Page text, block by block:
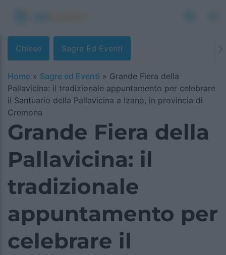
Chiese Sagre Ed Eventi
Home » Sagre ed Eventi » Grande Fiera della
Pallavicina: il tradizionale appuntamento per celebrare
il Santuario della Pallavicina a Izano, in provincia di
Cremona
Grande Fiera della
Pallavicina: il
tradizionale
appuntamento per
celebrare il